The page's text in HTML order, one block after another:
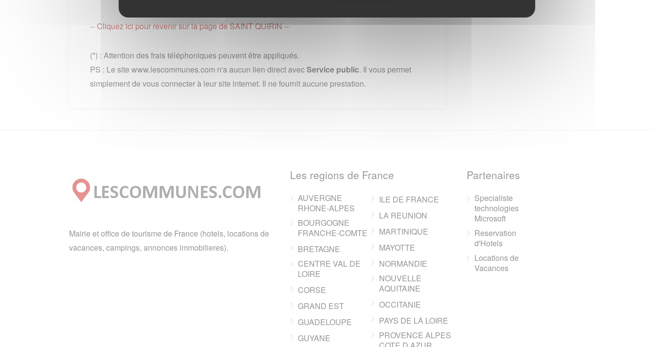
-- Cliquez ici pour revenir sur la page de SAINT QUIRIN --
(*) : Attention des frais téléphoniques peuvent être appliqués.
PS : Le site www.lescommunes.com n'a aucun lien direct avecService public. Il vous permet
simplement de vous connecter à leur site internet. Il ne fournit aucune prestation.
Mairie et office de tourisme de France (hotels, locations de
vacances, campings, annonces immobilieres).
Les regions de France
AUVERGNE
RHONE-ALPES
BOURGOGNE
FRANCHE-COMTE
BRETAGNE
CENTRE VAL DE
LOIRE
CORSE
GRAND EST
GUADELOUPE
GUYANE
ILE DE FRANCE
LA REUNION
MARTINIQUE
MAYOTTE
NORMANDIE
NOUVELLE
AQUITAINE
OCCITANIE
PAYS DE LA LOIRE
PROVENCE ALPES
Partenaires
Specialiste
technologies
Microsoft
Reservation
d'Hotels
Locations de
Vacances